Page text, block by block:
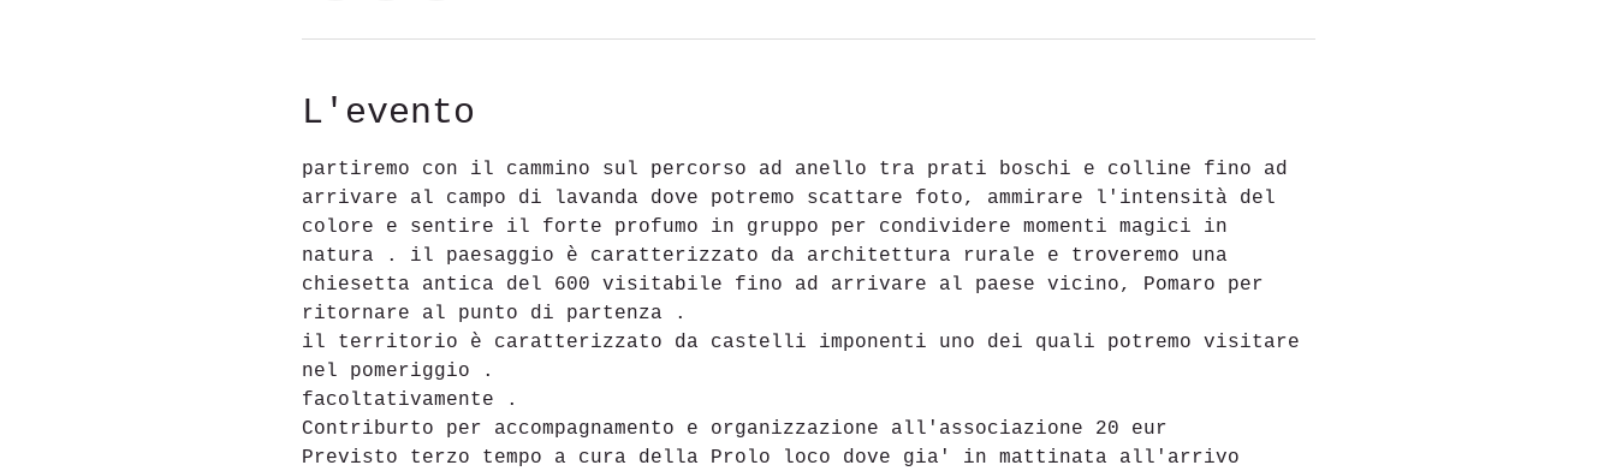
L'evento
partiremo con il cammino sul percorso ad anello tra prati boschi e colline fino ad
arrivare al campo di lavanda dove potremo scattare foto, ammirare l'intensità del
colore e sentire il forte profumo in gruppo per condividere momenti magici in
natura . il paesaggio è caratterizzato da architettura rurale e troveremo una
chiesetta antica del 600 visitabile fino ad arrivare al paese vicino, Pomaro per
ritornare al punto di partenza .
il territorio è caratterizzato da castelli imponenti uno dei quali potremo visitare
nel pomeriggio .
facoltativamente .
Contriburto per accompagnamento e organizzazione all'associazione 20 eur
Previsto terzo tempo a cura della Prolo loco dove gia' in mattinata all'arrivo